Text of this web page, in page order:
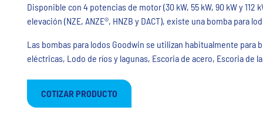
Disponible con 4 potencias de motor (30 kW, 55 kW, 90 kW y
elevación (NZE, ANZE®, HNZB y DACT), existe una bomba para
Las bombas para lodos Goodwin se utilizan habitualmente para
eléctricas, Lodo de ríos y lagunas, Escoria de acero, Escoria de
COTIZAR PRODUCTO